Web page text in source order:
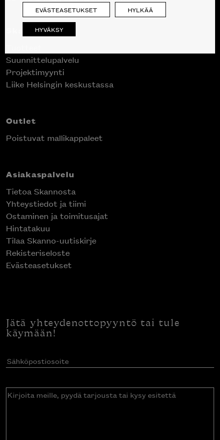
Skanno
Suunnittelupalvelu
Projektimyynti
Liike Helsingin keskustassa
Outlet
Poistuvat mallikappaleet
Asiakaspalvelu
Tietoa Skannosta
Yhteystiedot ja tiimi
Ostaminen ja toimitusajat
Hintatakuu
Tilaa Skanno-uutiskirje
Rekisteriseloste
Evästeasetukset
Jätä yhteydenottopyyntö tai tule
käymään!
Sähköpostiosoite(Pakollinen)
Kirjoita
Inspiroidu italialaisen merkin laadukkaasta
EVÄSTEASETUKSET HYLKÄÄ
HYVÄKSY